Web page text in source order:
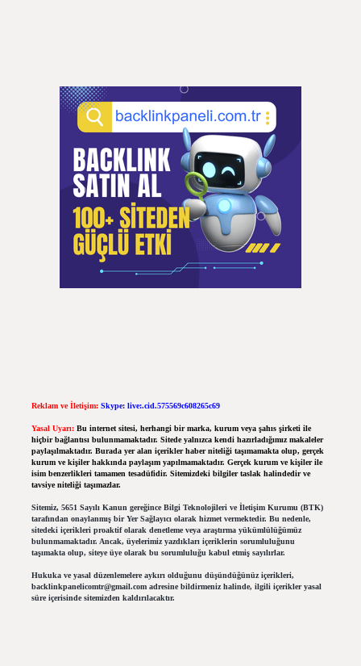
Reklam ve İletişim: Skype: live:.cid.575569c608265c69
Yasal Uyarı: Bu internet sitesi, herhangi bir marka, kurum veya şahıs şirketi ile
hiçbir bağlantısı bulunmamaktadır. Sitede yalnızca kendi hazırladığımız makaleler
paylaşılmaktadır. Burada yer alan içerikler haber niteliği taşımamakta olup, gerçek
kurum ve kişiler hakkında paylaşım yapılmamaktadır. Gerçek kurum ve kişiler ile
isim benzerlikleri tamamen tesadüfidir. Sitemizdeki bilgiler taslak halindedir ve
tavsiye niteliği taşımazlar.
Sitemiz, 5651 Sayılı Kanun gereğince Bilgi Teknolojileri ve İletişim Kurumu (BTK)
tarafından onaylanmış bir Yer Sağlayıcı olarak hizmet vermektedir. Bu nedenle,
sitedeki içerikleri proaktif olarak denetleme veya araştırma yükümlülüğümüz
bulunmamaktadır. Ancak, üyelerimiz yazdıkları içeriklerin sorumluluğunu
taşımakta olup, siteye üye olarak bu sorumluluğu kabul etmiş sayılırlar.
Hukuka ve yasal düzenlemelere aykırı olduğunu düşündüğünüz içerikleri,
backlinkpanelicomtr@gmail.comadresine bildirmeniz halinde, ilgili içerikler yasal
süre içerisinde sitemizden kaldırılacaktır.